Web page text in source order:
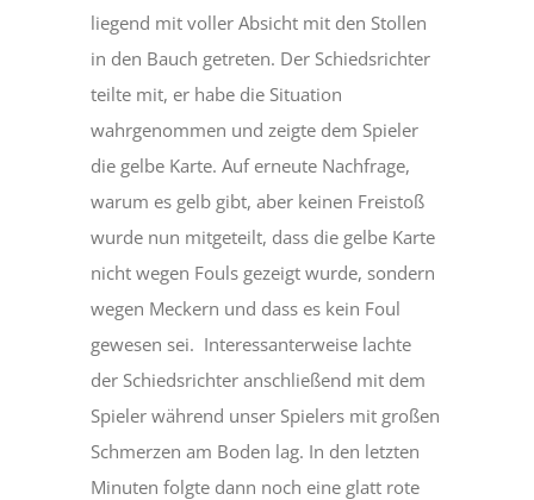
liegend mit voller Absicht mit den Stollen
in den Bauch getreten. Der Schiedsrichter
teilte mit, er habe die Situation
wahrgenommen und zeigte dem Spieler
die gelbe Karte. Auf erneute Nachfrage,
warum es gelb gibt, aber keinen Freistoß
wurde nun mitgeteilt, dass die gelbe Karte
nicht wegen Fouls gezeigt wurde, sondern
wegen Meckern und dass es kein Foul
gewesen sei. Interessanterweise lachte
der Schiedsrichter anschließend mit dem
Spieler während unser Spielers mit großen
Schmerzen am Boden lag. In den letzten
Minuten folgte dann noch eine glatt rote